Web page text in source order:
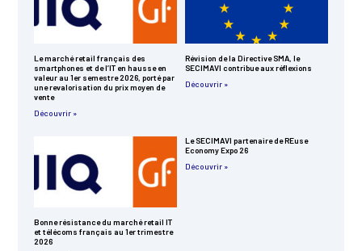
Le marché retail français des
smartphones et de l’IT en hausse en
valeur au 1er semestre 2026, porté par
une revalorisation du prix moyen de
vente
Découvrir »
Révision de la Directive SMA, le
SECIMAVI contribue aux réflexions
Découvrir »
Bonne résistance du marché retail IT
et télécoms français au 1er trimestre
2026
Le SECIMAVI partenaire de REuse
Economy Expo 26
Découvrir »